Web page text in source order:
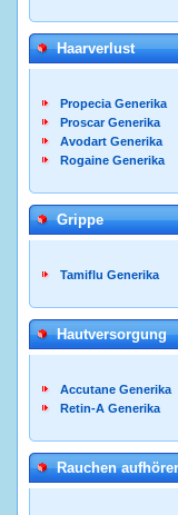
Haarverlust
Propecia Generika
Proscar Generika
Avodart Generika
Rogaine Generika
Grippe
Tamiflu Generika
Hautversorgung
Accutane Generika
Retin-A Generika
Rauchen